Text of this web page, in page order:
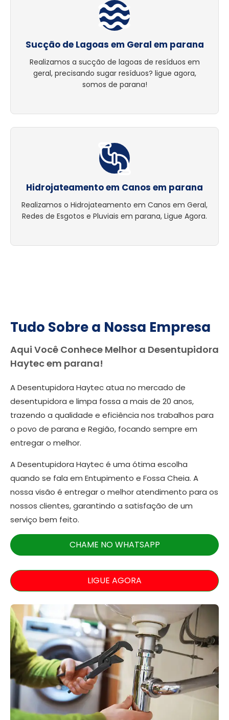
Sucção de Lagoas em Geral em parana
Realizamos a sucção de lagoas de resíduos em
geral, precisando sugar resíduos? ligue agora,
somos de parana!
Hidrojateamento em Canos em parana
Realizamos o Hidrojateamento em Canos em Geral,
Redes de Esgotos e Pluviais em parana, Ligue Agora.
Tudo Sobre a Nossa Empresa
Aqui Você Conhece Melhor a Desentupidora
Haytec em parana!
A Desentupidora Haytec atua no mercado de
desentupidora e limpa fossa a mais de 20 anos,
trazendo a qualidade e eficiência nos trabalhos para
o povo de parana e Região, focando sempre em
entregar o melhor.
A Desentupidora Haytec é uma ótima escolha
quando se fala em Entupimento e Fossa Cheia. A
nossa visão é entregar o melhor atendimento para os
nossos clientes, garantindo a satisfação de um
serviço bem feito.
CHAME NO WHATSAPP
LIGUE AGORA